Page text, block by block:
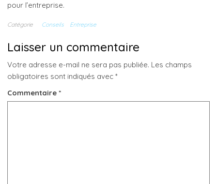
pour l’entreprise.
Catégorie Conseils Entreprise
Laisser un commentaire
Votre adresse e-mail ne sera pas publiée. Les champs
obligatoires sont indiqués avec *
Commentaire *